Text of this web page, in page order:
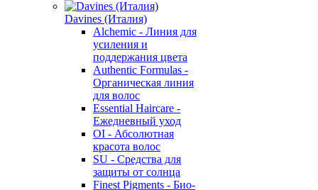
Davines (Италия)
Alchemic - Линия для
усиления и
поддержания цвета
Authentic Formulas -
Органическая линия
для волос
Essential Haircare -
Eжедневный уход
OI - Абсолютная
красота волос
SU - Средства для
защиты от солнца
Finest Pigments - Био-